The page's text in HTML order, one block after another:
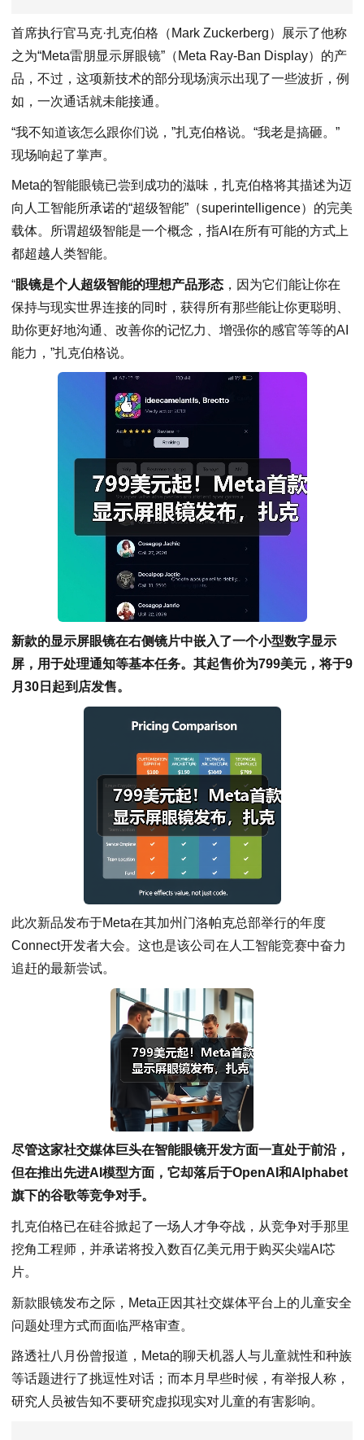
首席执行官马克·扎克伯格（Mark Zuckerberg）展示了他称
之为“Meta雷朋显示屏眼镜”（Meta Ray-Ban Display）的产
品，不过，这项新技术的部分现场演示出现了一些波折，例
如，一次通话就未能接通。
“我不知道该怎么跟你们说，”扎克伯格说。“我老是搞砸。”
现场响起了掌声。
Meta的智能眼镜已尝到成功的滋味，扎克伯格将其描述为迈
向人工智能所承诺的“超级智能”（superintelligence）的完美
载体。所谓超级智能是一个概念，指AI在所有可能的方式上
都超越人类智能。
“眼镜是个人超级智能的理想产品形态 ，因为它们能让你在
保持与现实世界连接的同时，获得所有那些能让你更聪明、
助你更好地沟通、改善你的记忆力、增强你的感官等等的AI
能力，”扎克伯格说。
新款的显示屏眼镜在右侧镜片中嵌入了一个小型数字显示
屏，用于处理通知等基本任务。其起售价为799美元，将于9
月30日起到店发售。
此次新品发布于Meta在其加州门洛帕克总部举行的年度
Connect开发者大会。这也是该公司在人工智能竞赛中奋力
追赶的最新尝试。
尽管这家社交媒体巨头在智能眼镜开发方面一直处于前沿，
但在推出先进AI模型方面，它却落后于OpenAI和Alphabet
旗下的谷歌等竞争对手。
扎克伯格已在硅谷掀起了一场人才争夺战，从竞争对手那里
挖角工程师，并承诺将投入数百亿美元用于购买尖端AI芯
片。
新款眼镜发布之际，Meta正因其社交媒体平台上的儿童安全
问题处理方式而面临严格审查。
路透社八月份曾报道，Meta的聊天机器人与儿童就性和种族
等话题进行了挑逗性对话；而本月早些时候，有举报人称，
研究人员被告知不要研究虚拟现实对儿童的有害影响。